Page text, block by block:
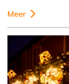
Meer